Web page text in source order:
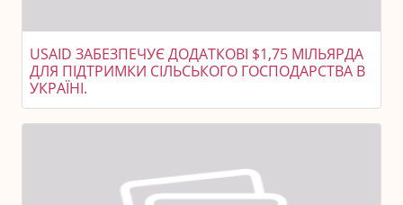
USAID ЗАБЕЗПЕЧУЄ ДОДАТКОВІ $1,75 МІЛЬЯРДА
ДЛЯ ПІДТРИМКИ СІЛЬСЬКОГО ГОСПОДАРСТВА В
УКРАЇНІ.